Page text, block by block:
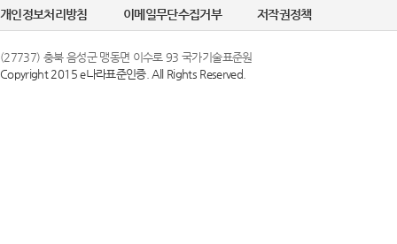
개인정보처리방침 이메일무단수집거부 저작권정책
(27737) 충북 음성군 맹동면 이수로 93 국가기술표준원
Copyright 2015 e나라표준인증. All Rights Reserved.